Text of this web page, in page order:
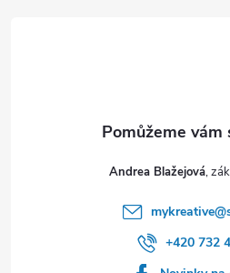
Andrea Blažejová
mykreative@
+420 732